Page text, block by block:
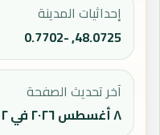
إحداثيات المدينة
48.0725, -0.7702
آخر تحديث الصفحة
٨ أغسطس ٢٠٢٦ في ١٢:١٢ ص